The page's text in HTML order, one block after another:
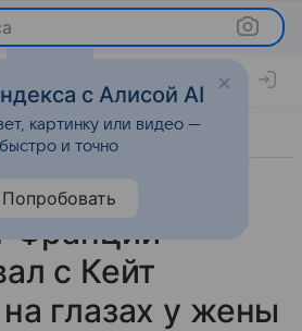
жизнь
Франции
с Кейт
глазах у жены
с Алисой AI
картинку или видео —
быстро и точно
Попробовать